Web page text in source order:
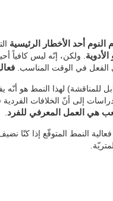
أحد الأخطار الرئيسية
الأدوية . ولكن، إنّه ليس كافياً
الفعل في الوقت المناسب.
للمناقشة) لهذا النمط هو
إلى أنّ الخلافات
هي العمل المعرفي للفرد
فعالية النمط المتوقّع إذا